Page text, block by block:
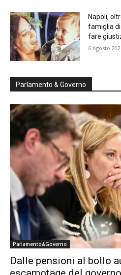
Napoli,
famiglia di
fare
6 Agosto
Parlamento & Governo
Parlamento&Governo
Dalle pensioni al bollo